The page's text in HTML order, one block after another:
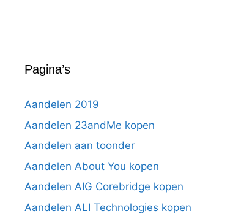
Pagina’s
Aandelen 2019
Aandelen 23andMe kopen
Aandelen aan toonder
Aandelen About You kopen
Aandelen AIG Corebridge kopen
Aandelen ALI Technologies kopen